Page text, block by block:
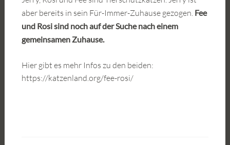
aber bereits in sein Für-Immer-Zuhause gezogen. Fee
und Rosi sind noch auf der Suche nach einem
gemeinsamen Zuhause.
Hier gibt es mehr Infos zu den beiden:
https://katzenland.org/fee-rosi/